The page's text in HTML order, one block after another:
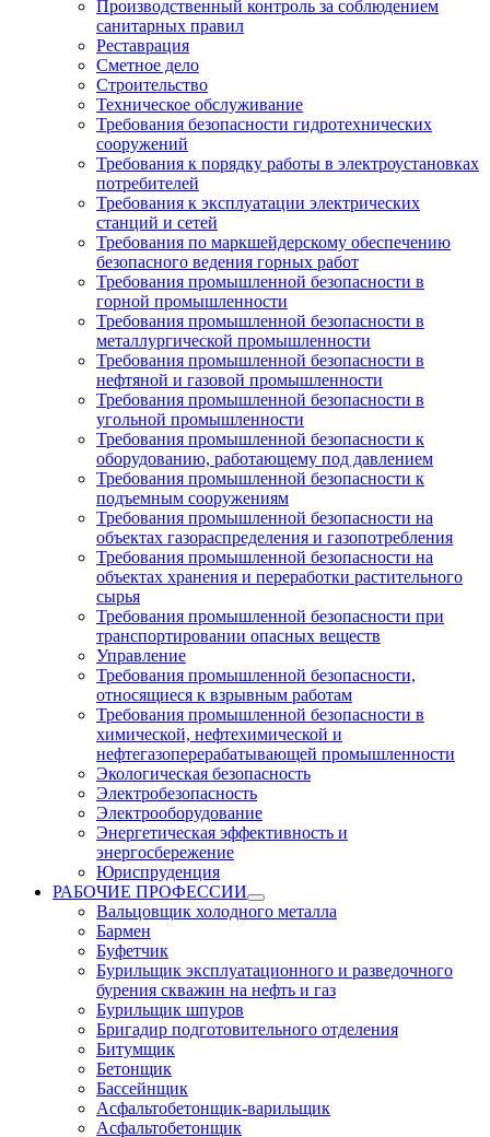
Производственный контроль за соблюдением
санитарных правил
Реставрация
Сметное дело
Строительство
Техническое обслуживание
Требования безопасности гидротехнических
сооружений
Требования к порядку работы в электроустановках
потребителей
Требования к эксплуатации электрических
станций и сетей
Требования по маркшейдерскому обеспечению
безопасного ведения горных работ
Требования промышленной безопасности в
горной промышленности
Требования промышленной безопасности в
металлургической промышленности
Требования промышленной безопасности в
нефтяной и газовой промышленности
Требования промышленной безопасности в
угольной промышленности
Требования промышленной безопасности к
оборудованию, работающему под давлением
Требования промышленной безопасности к
подъемным сооружениям
Требования промышленной безопасности на
объектах газораспределения и газопотребления
Требования промышленной безопасности на
объектах хранения и переработки растительного
сырья
Требования промышленной безопасности при
транспортировании опасных веществ
Управление
Требования промышленной безопасности,
относящиеся к взрывным работам
Требования промышленной безопасности в
химической, нефтехимической и
нефтегазоперерабатывающей промышленности
Экологическая безопасность
Электробезопасность
Электрооборудование
Энергетическая эффективность и
энергосбережение
Юриспруденция
РАБОЧИЕ ПРОФЕССИИ
Вальцовщик холодного металла
Бармен
Буфетчик
Бурильщик эксплуатационного и разведочного
бурения скважин на нефть и газ
Бурильщик шпуров
Бригадир подготовительного отделения
Битумщик
Бетонщик
Бассейнщик
Асфальтобетонщик-варильщик
Асфальтобетонщик